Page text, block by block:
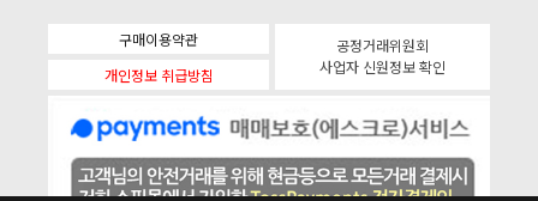
구매이용약관
개인정보 취급방침
공정거래위원회
사업자 신원정보 확인